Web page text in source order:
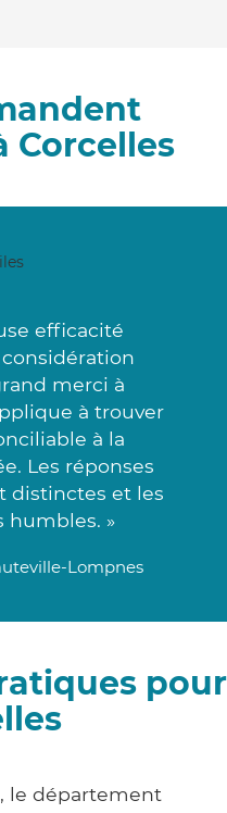
Corcelles
efficacité
merci à
à trouver
à la
Les réponses
distinctes et les
humbles. »
Lompnes
pour
le département